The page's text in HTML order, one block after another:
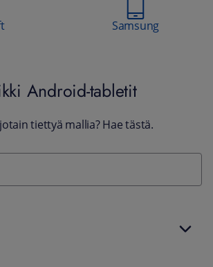
Samsung
Android-tabletit
tiettyä mallia? Hae tästä.